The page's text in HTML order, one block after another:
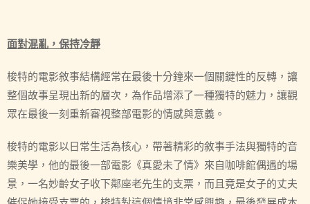
面對混亂，保持冷靜
梭特的電影敘事結構經常在最後十分鐘來一個關鍵性的反轉，讓
整個故事呈現出新的層次，為作品增添了一種獨特的魅力，讓觀
眾在最後一刻重新審視整部電影的情感與意義。
梭特的電影以日常生活為核心，帶著精彩的敘事手法與獨特的音
樂美學，他的最後一部電影《真愛未了情》來自咖啡館偶遇的場
景，一名妙齡女子收下鄰座老先生的支票，而且竟是女子的丈夫